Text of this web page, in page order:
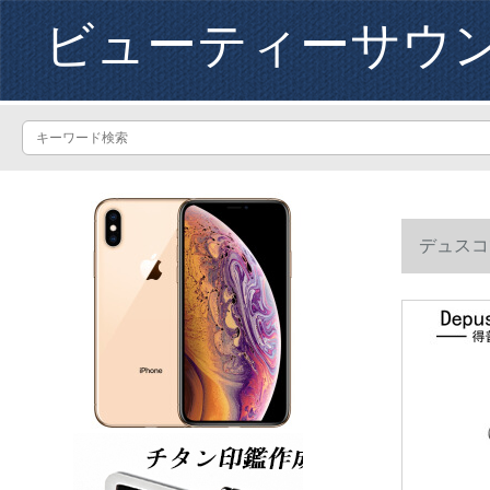
ビューティーサウ
デュス